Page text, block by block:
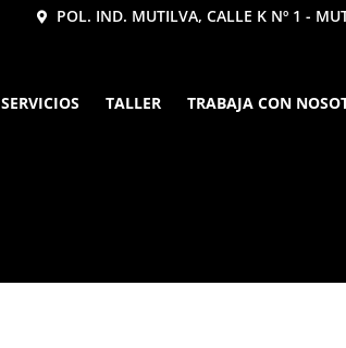
POL. IND. MUTILVA, CALLE K Nº 1 -
SERVICIOS TALLER TRABAJA CON